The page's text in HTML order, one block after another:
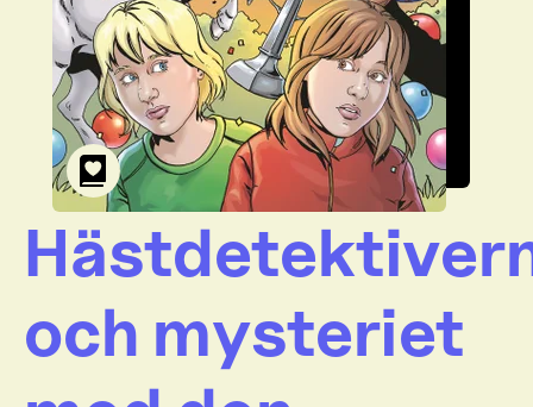
och mysteriet